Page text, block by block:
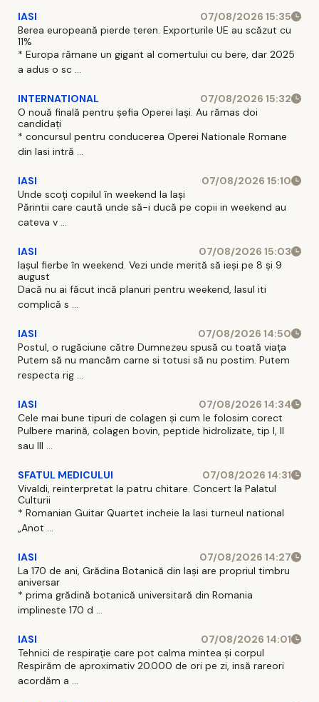
IASI
07/08/2026 15:35
Berea europeană pierde teren. Exporturile UE au scăzut cu
11%
* Europa rămane un gigant al comertului cu bere, dar 2025
a adus o sc ...
INTERNATIONAL
07/08/2026 15:32
O nouă finală pentru șefia Operei Iași. Au rămas doi
candidați
* concursul pentru conducerea Operei Nationale Romane
din Iasi intră ...
IASI
07/08/2026 15:10
Unde scoți copilul în weekend la Iași
Părintii care caută unde să-i ducă pe copii in weekend au
cateva v ...
IASI
07/08/2026 15:03
Iașul fierbe în weekend. Vezi unde merită să ieși pe 8 și 9
august
Dacă nu ai făcut incă planuri pentru weekend, Iasul iti
complică s ...
IASI
07/08/2026 14:50
Postul, o rugăciune către Dumnezeu spusă cu toată viața
Putem să nu mancăm carne si totusi să nu postim. Putem
respecta rig ...
IASI
07/08/2026 14:34
Cele mai bune tipuri de colagen și cum le folosim corect
Pulbere marină, colagen bovin, peptide hidrolizate, tip I, II
sau III ...
SFATUL MEDICULUI
07/08/2026 14:31
Vivaldi, reinterpretat la patru chitare. Concert la Palatul
Culturii
* Romanian Guitar Quartet incheie la Iasi turneul national
„Anot ...
IASI
07/08/2026 14:27
La 170 de ani, Grădina Botanică din Iași are propriul timbru
aniversar
* prima grădină botanică universitară din Romania
implineste 170 d ...
IASI
07/08/2026 14:01
Tehnici de respirație care pot calma mintea și corpul
Respirăm de aproximativ 20.000 de ori pe zi, insă rareori
acordăm a ...